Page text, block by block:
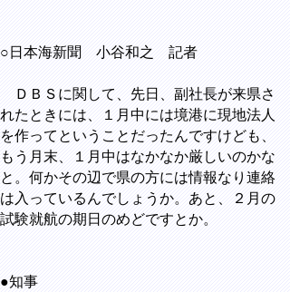
○日本海新聞 小谷和之 記者
ＤＢＳに関して、先日、副社長が来県さ
れたときには、１月中には境港に現地法人
を作ってということだったんですけども、
もう月末、１月中はなかなか厳しいのかな
と。何かその辺で県の方には情報なり連絡
は入っているんでしょうか。あと、２月の
試験就航の期日のめどですとか。
●知事